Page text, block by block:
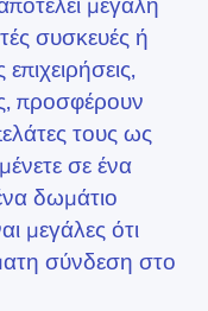
συσκευές ή
προσφέρουν
τους ως
σε ένα
δωμάτιο
μεγάλες ότι
σύνδεση στο